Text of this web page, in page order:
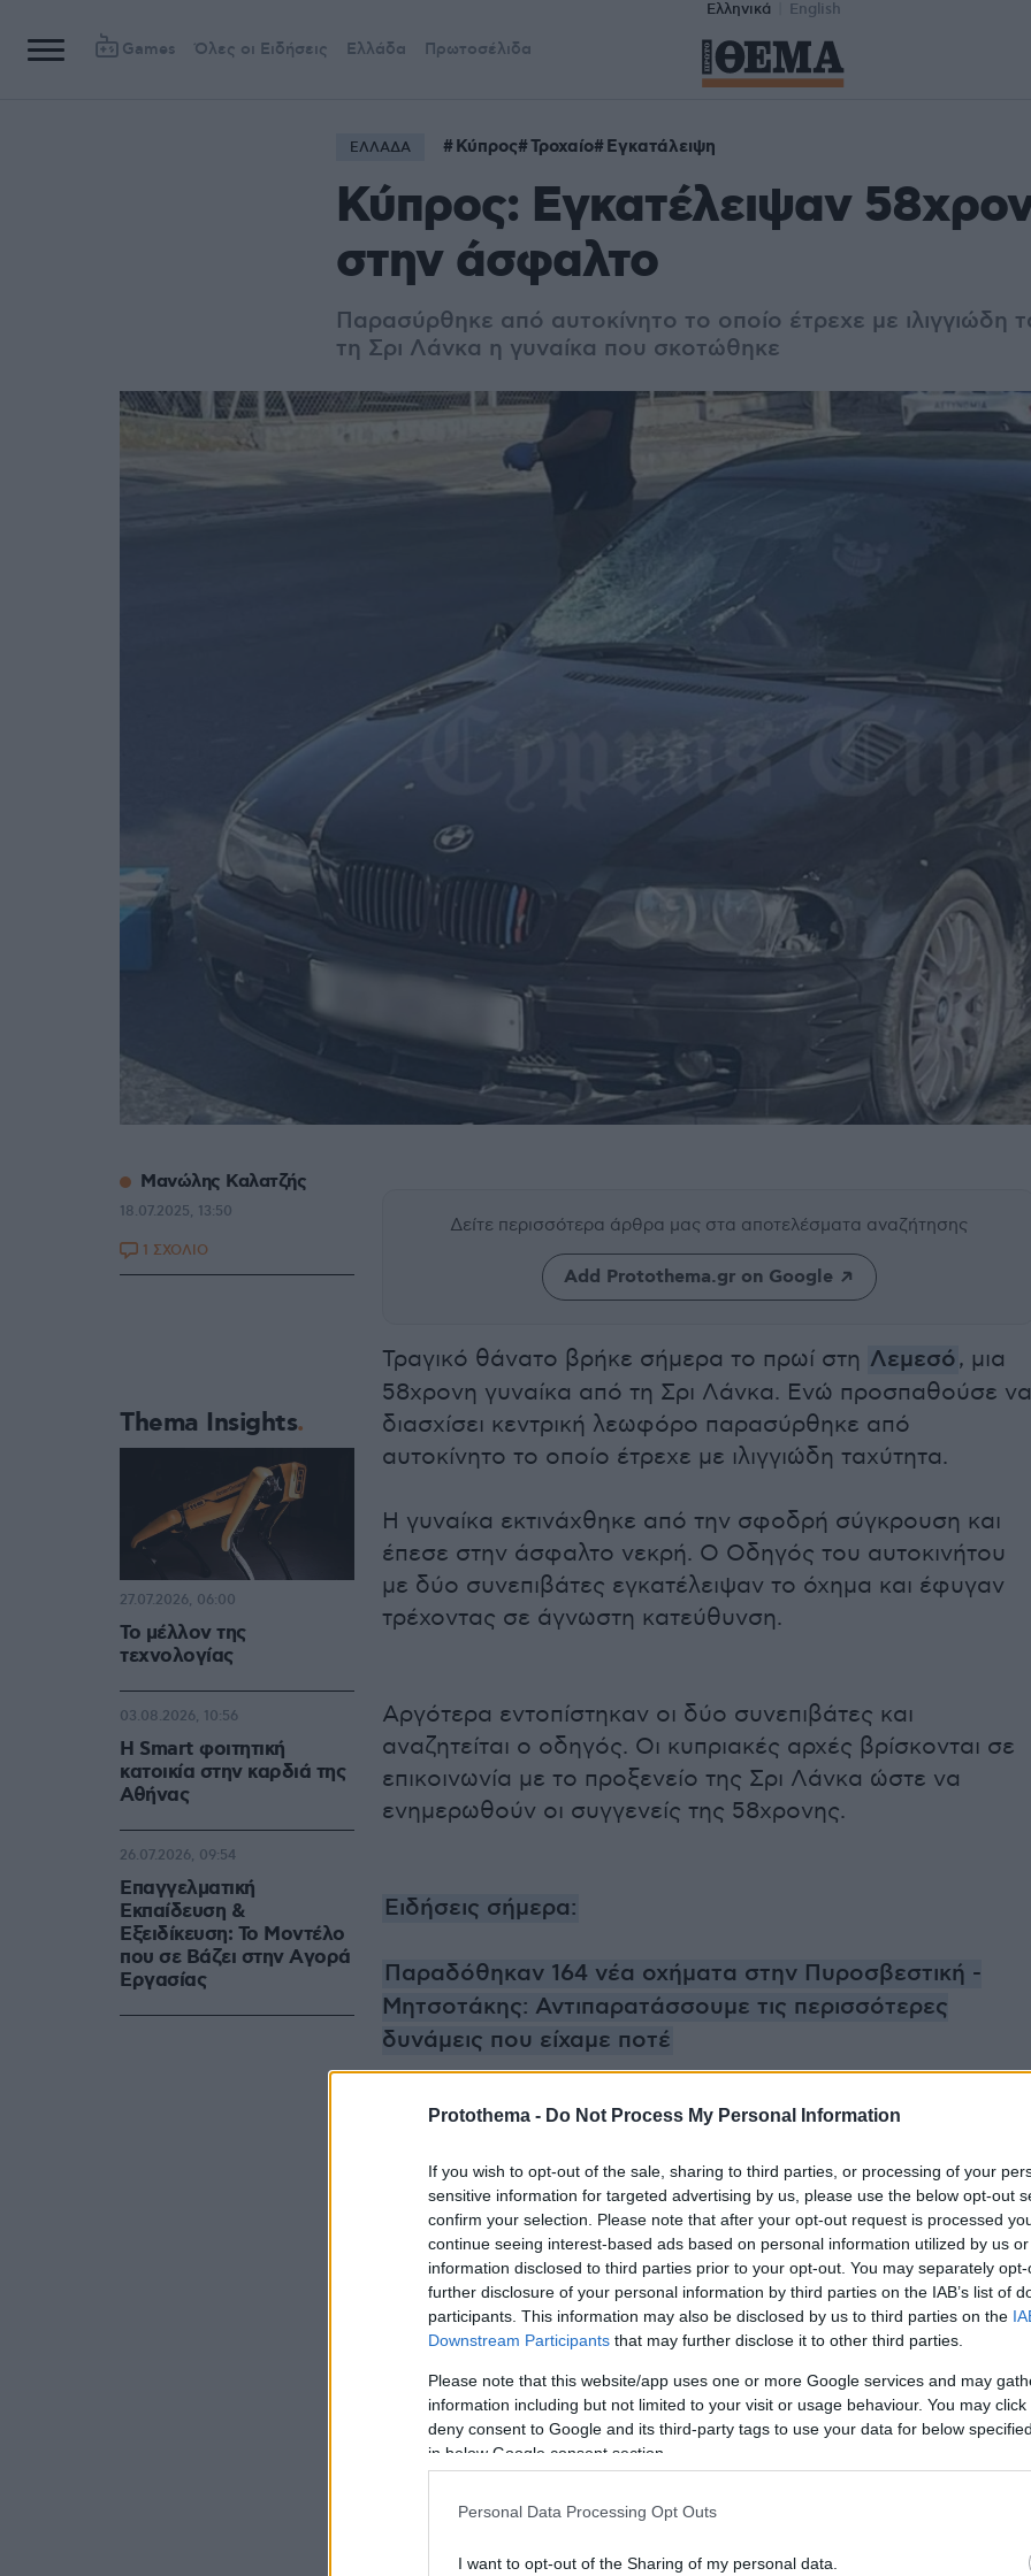
Protothema - Do Not Process My Personal Information
If you wish to opt-out of the sale, sharing to third parties, or processing of your
sensitive information for targeted advertising by us, please use the below opt-out
confirm your selection. Please note that after your opt-out request is processed
continue seeing interest-based ads based on personal information utilized by us
information disclosed to third parties prior to your opt-out. You may separately
further disclosure of your personal information by third parties on the IAB’s list of
participants. This information may also be disclosed by us to third parties on the
Downstream Participants that may further disclose it to other third parties.
Please note that this website/app uses one or more Google services and may
information including but not limited to your visit or usage behaviour. You may
deny consent to Google and its third-party tags to use your data for below
in below Google consent section.
Personal Data Processing Opt Outs
I want to opt-out of the Sharing of my personal data.
Ελληνικά English
Games Όλες οι Ειδήσεις Ελλάδα Πρωτοσέλιδα
ΕΛΛΑΔΑ Κύπρος Τροχαίο Εγκατάλειψη
Κύπρος: Εγκατέλειψαν
στην άσφαλτο
Παρασύρθηκε από αυτοκίνητο το οποίο έτρεχε με ιλιγγιώδη
τη Σρι Λάνκα η γυναίκα που σκοτώθηκε
Δείτε περισσότερα άρθρα μας στα αποτελέσματα αναζήτησης
Add Protothema.gr on Google
Τραγικό θάνατο βρήκε σήμερα το πρωί στη Λεμεσό, μια
58χρονη γυναίκα από τη Σρι Λάνκα. Ενώ προσπαθούσε να
διασχίσει κεντρική λεωφόρο παρασύρθηκε από
αυτοκίνητο το οποίο έτρεχε με ιλιγγιώδη ταχύτητα.
Η γυναίκα εκτινάχθηκε από την σφοδρή σύγκρουση και
έπεσε στην άσφαλτο νεκρή. Ο Οδηγός του αυτοκινήτου
με δύο συνεπιβάτες εγκατέλειψαν το όχημα και έφυγαν
τρέχοντας σε άγνωστη κατεύθυνση.
Αργότερα εντοπίστηκαν οι δύο συνεπιβάτες και
αναζητείται ο οδηγός. Οι κυπριακές αρχές βρίσκονται σε
επικοινωνία με το προξενείο της Σρι Λάνκα ώστε να
ενημερωθούν οι συγγενείς της 58χρονης.
Ειδήσεις σήμερα:
Παραδόθηκαν 164 νέα οχήματα στην Πυροσβεστική -
Μητσοτάκης: Αντιπαρατάσσουμε τις περισσότερες
δυνάμεις που είχαμε ποτέ
Νεκρός ο Φέλιξ Μπαουμγκάρτνερ που είχε κάνει
από ατύχημα με paraglide
«Εκείνη τον έβαλε να σκοτώσει τον Πολωνό, για να μην
πάρει τα παιδιά» - H απολογία του Βούλγαρου που «καίει»
την πρώην σύζυγο του καθηγητή
Μανώλης Καλατζής
18.07.2025, 13:50
1 ΣΧΟΛΙΟ
Thema Insights
Το μέλλον της
τεχνολογίας
27.07.2026, 06:00
Η Smart φοιτητική
κατοικία στην καρδιά της
Αθήνας
03.08.2026, 10:56
Επαγγελματική
Εκπαίδευση &
Εξειδίκευση: Το Mοντέλο
που σε Bάζει στην Aγορά
Eργασίας
26.07.2026, 09:54